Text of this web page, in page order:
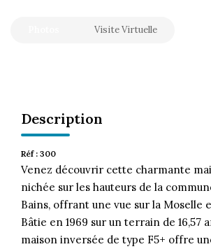
Visite Virtuelle
Description
Réf : 300
Venez découvrir cette charmante
nichée sur les hauteurs de la
Bains, offrant une vue sur la Moselle
Bâtie en 1969 sur un terrain de 16,57
maison inversée de type F5+ offre